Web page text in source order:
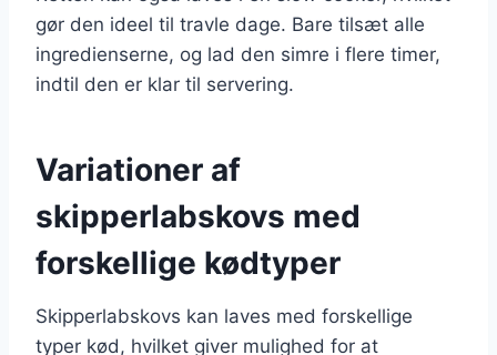
gør den ideel til travle dage. Bare tilsæt alle
ingredienserne, og lad den simre i flere timer,
indtil den er klar til servering.
Variationer af
skipperlabskovs med
forskellige kødtyper
Skipperlabskovs kan laves med forskellige
typer kød, hvilket giver mulighed for at